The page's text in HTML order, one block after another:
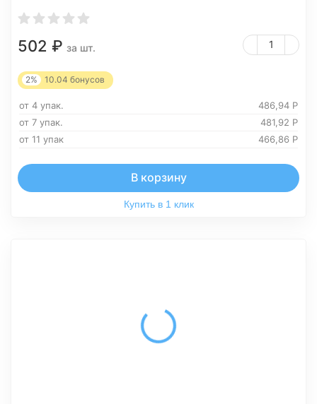
502 ₽ за шт.
2% 10.04 бонусов
от 4 упак. 486,94 Р
от 7 упак.
481,92 Р
от 11 упак
466,86 Р
В корзину
Купить в 1 клик